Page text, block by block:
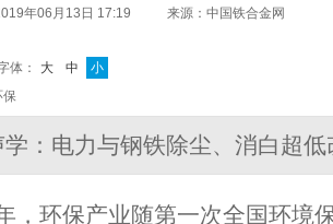
年06月13日 17:19 来源：中国铁合金网
体： 大 中
小
保
：电力与钢铁除尘、消白超
保产业随第一次全国环境